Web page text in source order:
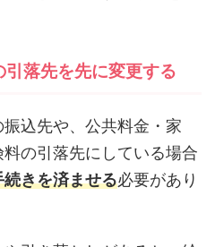
落先を先に変更する
込先や、公共料金・家
の引落先にしている場合
きを済ませる必要があり